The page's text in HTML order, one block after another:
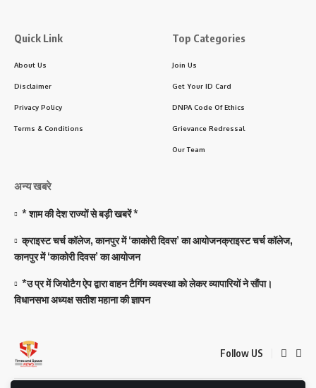
Quick Link
About Us
Disclaimer
Privacy Policy
Terms & Conditions
Top Categories
Join Us
Get Your ID Card
DNPA Code Of Ethics
Grievance Redressal
Our Team
अन्य खबरे
* शाम की देश राज्यों से बड़ी खबरें *
क्राइस्ट चर्च कॉलेज, कानपुर में ‘काकोरी दिवस’ का आयोजनक्राइस्ट चर्च कॉलेज,
कानपुर में ‘काकोरी दिवस’ का आयोजन
*उ प्र में जियोटैग ऐप द्वारा वाहन टैगिंग व्यवस्था को लेकर व्यापारियों ने सौंपा।
विधानसभा अध्यक्ष सतीश महाना की ज्ञापन
Follow US